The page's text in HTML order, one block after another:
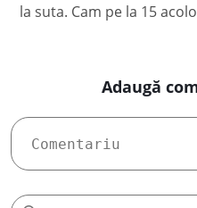
la suta. Cam pe la 15
Adaugă